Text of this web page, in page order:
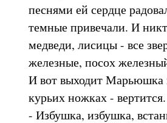
песнями ей сердце
темные привечали. И
медведи, лисицы - все
железные, посох
И вот выходит Марьюшка
курьих ножках -
- Избушка, избушка,